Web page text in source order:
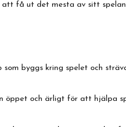
få ut det mesta av sitt
som byggs kring spelet och
öppet och ärligt för att hjälpa